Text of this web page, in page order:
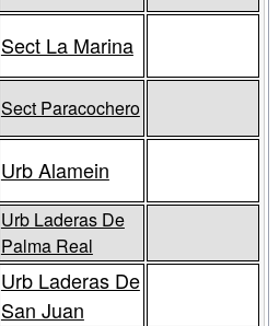
Sect La Marina
Sect Paracochero
Urb Alamein
Urb Laderas De
Palma Real
Urb Laderas De
San Juan